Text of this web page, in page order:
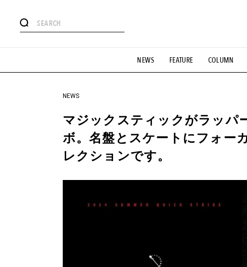
NEWS FEATURE COLUMN
#憧れの逸品 #ESSENTIAL DESIGNS
#GH 銘品の所以 #フイナムのYouTube #Commune H
#HANDSOME HANDBOOK
NEWS
マジックスティックがラッパ
ボ。名盤とスケートにフォー
レクションです。